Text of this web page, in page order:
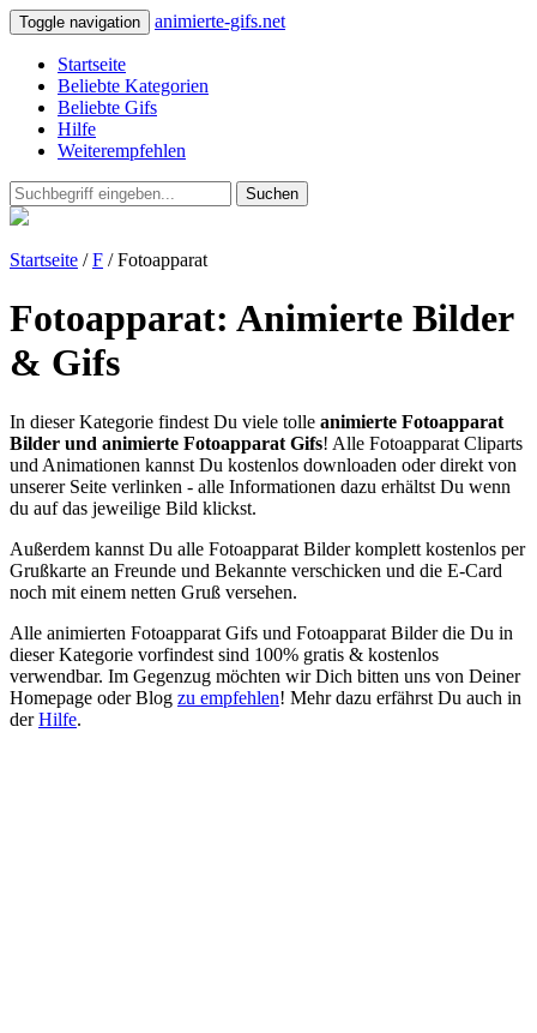
Toggle navigation animierte-gifs.net
Startseite
Beliebte Kategorien
Beliebte Gifs
Hilfe
Weiterempfehlen
Suchen
Startseite /F / Fotoapparat
Fotoapparat: Animierte Bilder
& Gifs
In dieser Kategorie findest Du viele tolle animierte Fotoapparat
Bilder und animierte Fotoapparat Gifs! Alle Fotoapparat Cliparts
und Animationen kannst Du kostenlos downloaden oder direkt von
unserer Seite verlinken - alle Informationen dazu erhältst Du wenn
du auf das jeweilige Bild klickst.
Außerdem kannst Du alle Fotoapparat Bilder komplett kostenlos per
Grußkarte an Freunde und Bekannte verschicken und die E-Card
noch mit einem netten Gruß versehen.
Alle animierten Fotoapparat Gifs und Fotoapparat Bilder die Du in
dieser Kategorie vorfindest sind 100% gratis & kostenlos
verwendbar. Im Gegenzug möchten wir Dich bitten uns von Deiner
Homepage oder Blog zu empfehlen! Mehr dazu erfährst Du auch in
derHilfe.